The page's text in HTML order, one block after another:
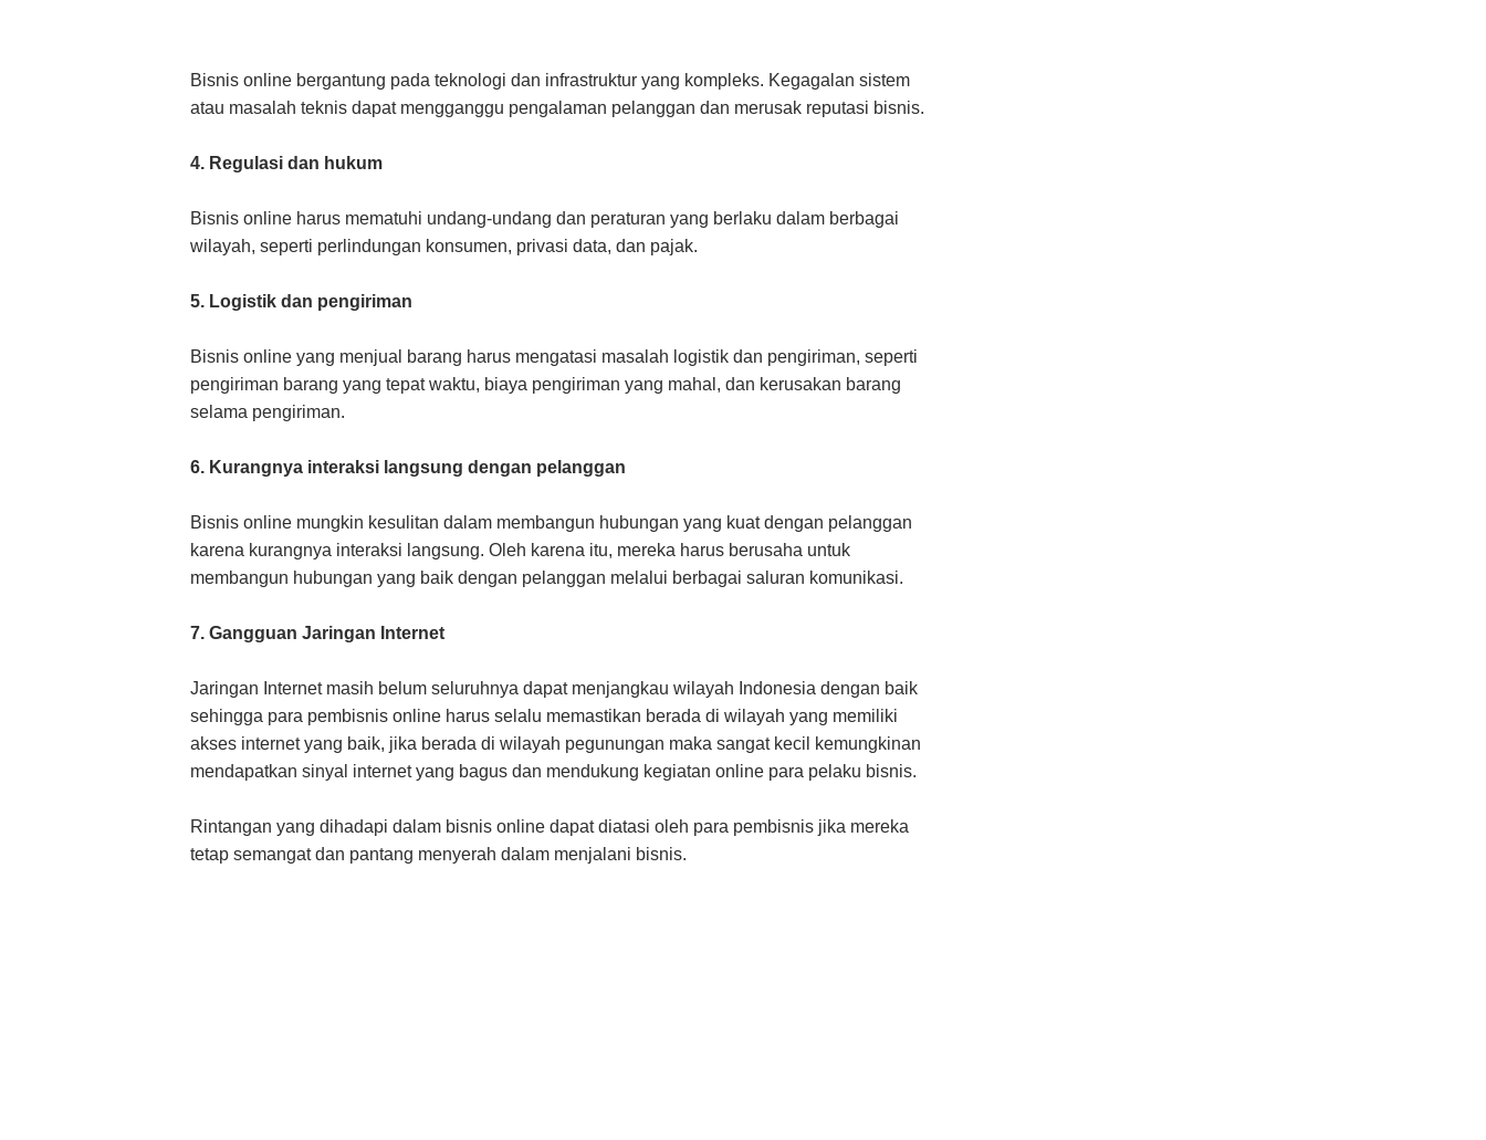
Bisnis online bergantung pada teknologi dan infrastruktur yang kompleks. Kegagalan sistem
atau masalah teknis dapat mengganggu pengalaman pelanggan dan merusak reputasi bisnis.
4. Regulasi dan hukum
Bisnis online harus mematuhi undang-undang dan peraturan yang berlaku dalam berbagai
wilayah, seperti perlindungan konsumen, privasi data, dan pajak.
5. Logistik dan pengiriman
Bisnis online yang menjual barang harus mengatasi masalah logistik dan pengiriman, seperti
pengiriman barang yang tepat waktu, biaya pengiriman yang mahal, dan kerusakan barang
selama pengiriman.
6. Kurangnya interaksi langsung dengan pelanggan
Bisnis online mungkin kesulitan dalam membangun hubungan yang kuat dengan pelanggan
karena kurangnya interaksi langsung. Oleh karena itu, mereka harus berusaha untuk
membangun hubungan yang baik dengan pelanggan melalui berbagai saluran komunikasi.
7. Gangguan Jaringan Internet
Jaringan Internet masih belum seluruhnya dapat menjangkau wilayah Indonesia dengan baik
sehingga para pembisnis online harus selalu memastikan berada di wilayah yang memiliki
akses internet yang baik, jika berada di wilayah pegunungan maka sangat kecil kemungkinan
mendapatkan sinyal internet yang bagus dan mendukung kegiatan online para pelaku bisnis.
Rintangan yang dihadapi dalam bisnis online dapat diatasi oleh para pembisnis jika mereka
tetap semangat dan pantang menyerah dalam menjalani bisnis.